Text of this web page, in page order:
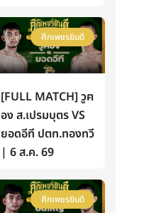
ศึกเพชรยินดี
[FULL MATCH] วูฅ
อง ส.เปรมบุตร VS
ยอดอีที ปตท.ทองทวี
| 6 ส.ค. 69
ศึกเพชรยินดี